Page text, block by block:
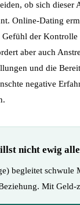
ob sich dieser
Online-Dating
Gefühl der Kontrolle
aber auch
und die
negative
nicht ewig
begleitet schwule
Mit Geld-